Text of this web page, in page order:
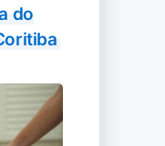
do